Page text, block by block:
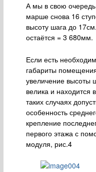
А мы в свою
марше снова 16
высоту шага до
остаётся = 3 680мм.
Если есть
габариты
увеличение высоты
велика и находится
таких случаях
особенность
крепление
первого этажа с
модуля, рис.4